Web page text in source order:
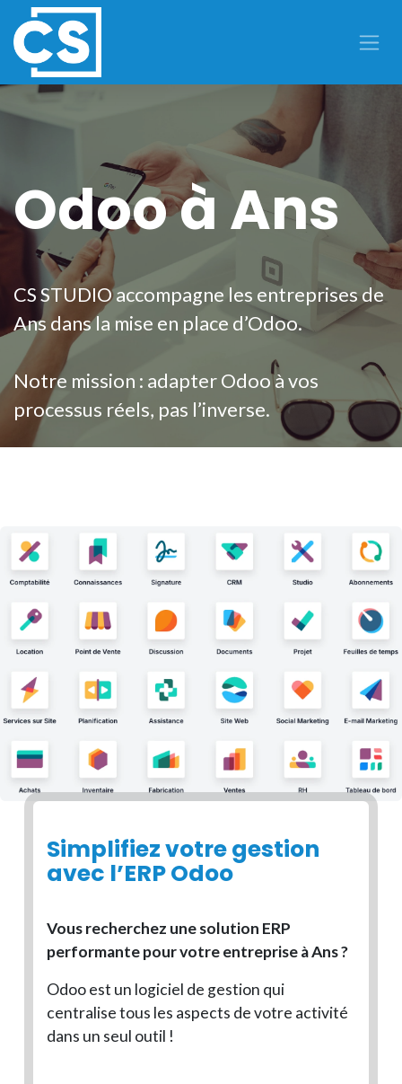
Se rendre au contenu
Odoo à Ans
CS STUDIO accompagne les entreprises de
Ans dans la mise en place d’Odoo.
Notre mission : adapter Odoo à vos
processus réels, pas l’inverse.
Simplifiez votre gestion
avec l’ERP Odoo
Vous recherchez une solution ERP
performante pour votre entreprise à Ans ?
Odoo est un logiciel de gestion qui
centralise tous les aspects de votre activité
dans un seul outil !